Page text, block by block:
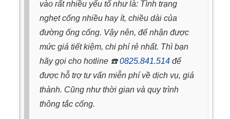
vào rất nhiều yếu tố như là: Tình trạng
nghẹt cống nhiều hay ít, chiều dài của
đường ống cống. Vậy nên, để nhận được
mức giá tiết kiệm, chi phí rẻ nhất. Thì bạn
hãy gọi cho hotline ☎️0825.841.514 để
được hỗ trợ tư vấn miễn phí về dịch vụ, giá
thành. Cũng như thời gian và quy trình
thông tắc cống.